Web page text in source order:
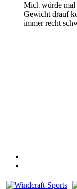
Mich würde mal
Gewicht drauf
immer recht